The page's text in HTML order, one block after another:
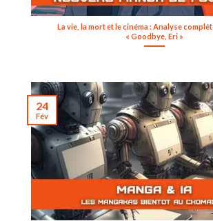
La vie, la mort et le cinéma : Analyse
« Goodbye, Eri »
24
Fév